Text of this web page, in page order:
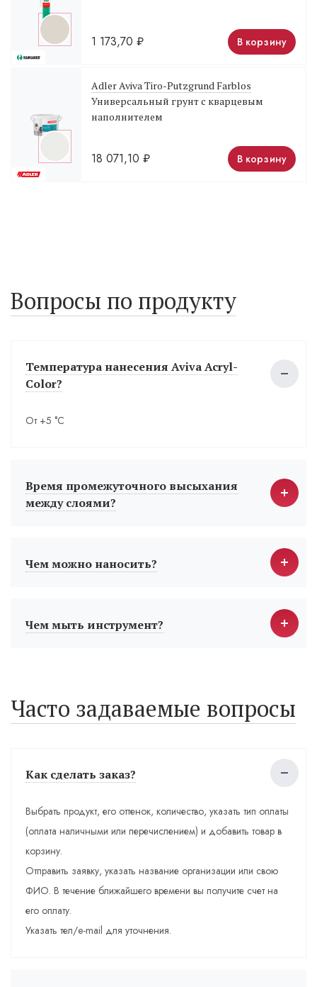
1 173,70 ₽ В корзину
Adler Aviva Tiro-Putzgrund Farblos
Универсальный грунт с кварцевым
наполнителем
18 071,10 ₽ В корзину
Вопросы по продукту
Температура нанесения Aviva Acryl-
Color?
От +5 °С
Время промежуточного высыхания
между слоями?
Чем можно наносить?
Чем мыть инструмент?
Часто задаваемые вопросы
Как сделать заказ?
Выбрать продукт, его оттенок, количество, указать тип оплаты
(оплата наличными или перечислением) и добавить товар в
корзину.
Отправить заявку, указать название организации или свою
ФИО. В течение ближайшего времени вы получите счет на
его оплату.
Указать тел/e-mail для уточнения.